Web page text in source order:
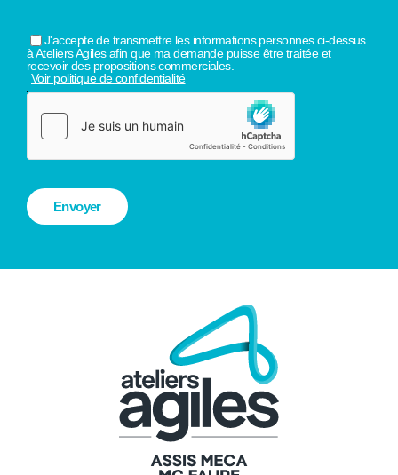
J'accepte de transmettre les informations personnes ci-dessus
à Ateliers Agiles afin que ma demande puisse être traitée et
recevoir des propositions commerciales.
Voir politique de confidentialité